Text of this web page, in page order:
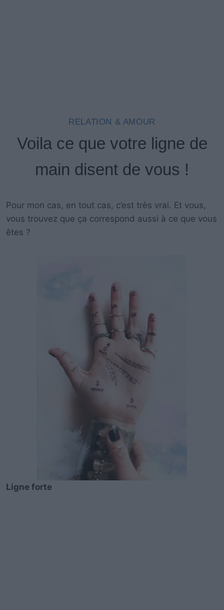
RELATION & AMOUR
Voila ce que votre ligne de
main disent de vous !
Pour mon cas, en tout cas, c’est très vrai. Et vous,
vous trouvez que ça correspond aussi à ce que vous
êtes ?
Ligne forte